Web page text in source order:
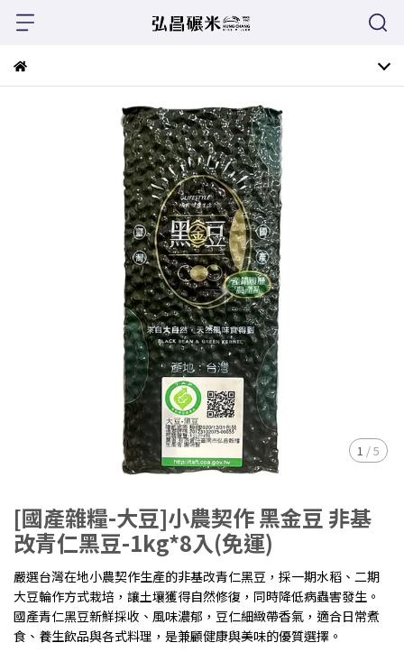
1 /5
[國產雜糧-大豆]小農契作 黑金豆 非基
改青仁黑豆-1kg*8入(免運)
嚴選台灣在地小農契作生產的非基改青仁黑豆，採一期水稻、二期
大豆輪作方式栽培，讓土壤獲得自然修復，同時降低病蟲害發生。
國產青仁黑豆新鮮採收、風味濃郁，豆仁細緻帶香氣，適合日常煮
食、養生飲品與各式料理，是兼顧健康與美味的優質選擇。